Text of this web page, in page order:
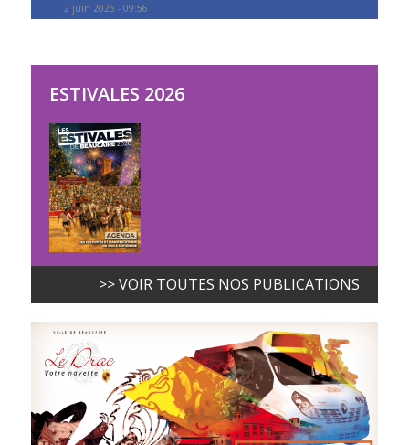
2 juin 2026 - 09:56
ESTIVALES 2026
>> VOIR TOUTES NOS PUBLICATIONS